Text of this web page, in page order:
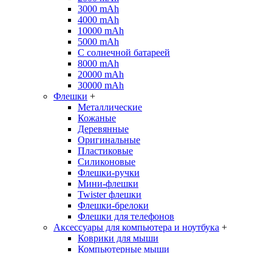
3000 mAh
4000 mAh
10000 mAh
5000 mAh
С солнечной батареей
8000 mAh
20000 mAh
30000 mAh
Флешки +
Металлические
Кожаные
Деревянные
Оригинальные
Пластиковые
Силиконовые
Флешки-ручки
Мини-флешки
Twister флешки
Флешки-брелоки
Флешки для телефонов
Аксессуары для компьютера и ноутбука +
Коврики для мыши
Компьютерные мыши